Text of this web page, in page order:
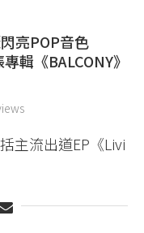
亮POP音色
輯《BALCONY》
主流出道EP《Livi